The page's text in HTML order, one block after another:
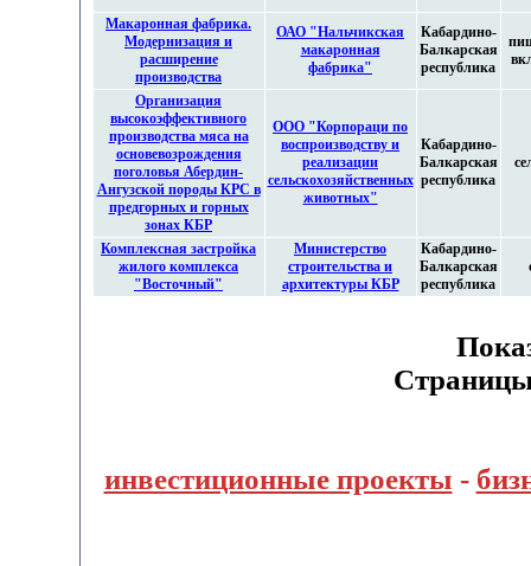
Макаронная фабрика.
Модернизация и
расширение
производства
ОАО "Нальчикская
макаронная
фабрика"
Кабардино-
Балкарская
республика
Организация
высокоэффективного
производства мяса на
основевозрождения
поголовья Абердин-
Ангузской породы КРС в
предгорных и горных
зонах КБР
ООО "Корпораци по
воспроизводству и
реализации
сельскохозяйственных
животных"
Кабардино-
Балкарская
республика
Комплексная застройка
жилого комплекса
"Восточный"
Министерство
строительства и
архитектуры КБР
Кабардино-
Балкарская
республика
инвестиционные проекты -